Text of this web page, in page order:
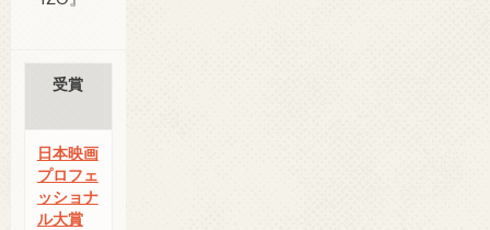
受賞
日本映画
プロフェ
ッショナ
ル大賞